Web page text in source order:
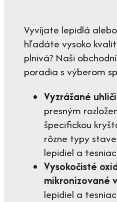
Vyvíjate lepidlá
hľadáte vysoko
plnivá? Naši
poradia s výberom
Vyzrážané
presným
špecifickou
rôzne typy
lepidiel a
Vysokočisté
mikronizované
lepidiel a